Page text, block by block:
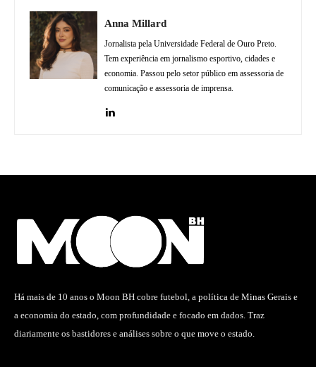
Anna Millard
Jornalista pela Universidade Federal de Ouro Preto.
Tem experiência em jornalismo esportivo, cidades e
economia. Passou pelo setor público em assessoria de
comunicação e assessoria de imprensa.
Há mais de 10 anos o Moon BH cobre futebol, a política de Minas Gerais e
a economia do estado, com profundidade e focado em dados. Traz
diariamente os bastidores e análises sobre o que move o estado.